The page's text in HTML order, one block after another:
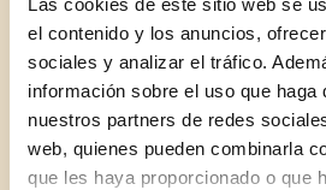
Las cookies de este sitio web se
el contenido y los anuncios,
sociales y analizar el tráfico.
información sobre el uso que haga
nuestros partners de redes
web, quienes pueden combinarla
que les haya proporcionado o que
Safaris en Kruger y playas